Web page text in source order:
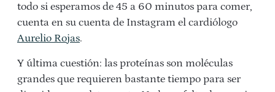
todo si esperamos de 45 a 60 minutos para comer,
cuenta en su cuenta de Instagram el cardiólogo
Aurelio Rojas.
Y última cuestión: las proteínas son moléculas
grandes que requieren bastante tiempo para ser